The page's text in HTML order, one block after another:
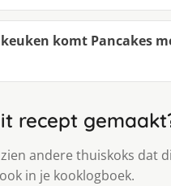
komt Pancakes
recept
andere thuiskoks dat
in je kooklogboek.